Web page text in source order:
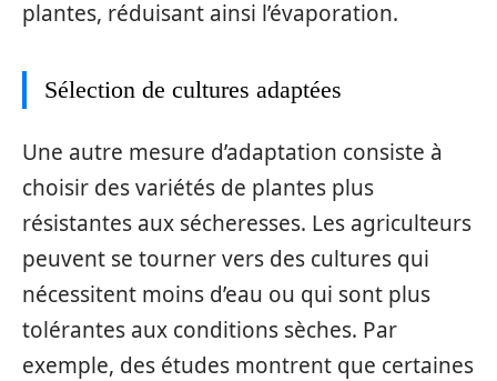
plantes, réduisant ainsi l’évaporation.
Sélection de cultures adaptées
Une autre mesure d’adaptation consiste à
choisir des variétés de plantes plus
résistantes aux sécheresses. Les agriculteurs
peuvent se tourner vers des cultures qui
nécessitent moins d’eau ou qui sont plus
tolérantes aux conditions sèches. Par
exemple, des études montrent que certaines